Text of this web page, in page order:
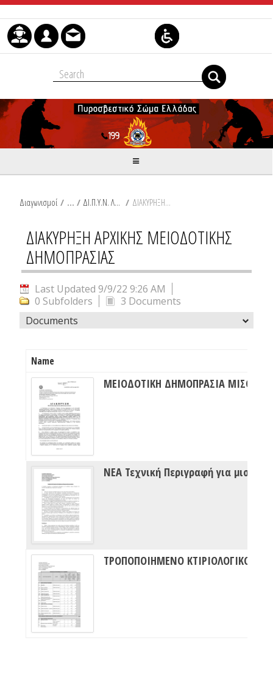
Skip to Content
Διαγωνισμοί / ΔΙ.Π.Υ.Ν. ΛΑΚΩΝΙΑΣ / ΔΙΑΚΥΡΗΞΗ ΑΡΧΙΚΗΣ ΜΕΙΟΔΟΤΙΚΗΣ ΔΗΜΟΠΡΑΣΙΑΣ
ΔΙΑΚΥΡΗΞΗ ΑΡΧΙΚΗΣ ΜΕΙΟΔΟΤΙΚΗΣ
ΔΗΜΟΠΡΑΣΙΑΣ
Last Updated 9/9/22 9:26 AM
0 Subfolders
3 Documents
Documents
Name